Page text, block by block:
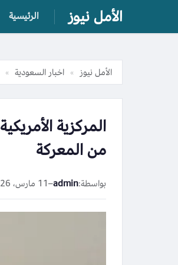
الأمل نيوز الرئيسية
الأمل نيوز » اخبار السعودية »
من المعركة
بواسطة:admin
–11 مارس، 2026 3:56 مساءً